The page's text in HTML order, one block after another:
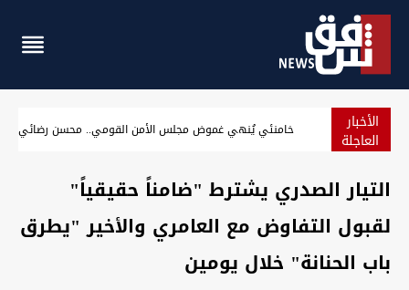
الأخبار
العاجلة أوصاه الأطباء بطعام خفيف.. "كمية كبيرة من الكباب
التيار الصدري يشترط "ضامناً حقيقياً"
لقبول التفاوض مع العامري والأخير "يطرق
باب الحنانة" خلال يومين